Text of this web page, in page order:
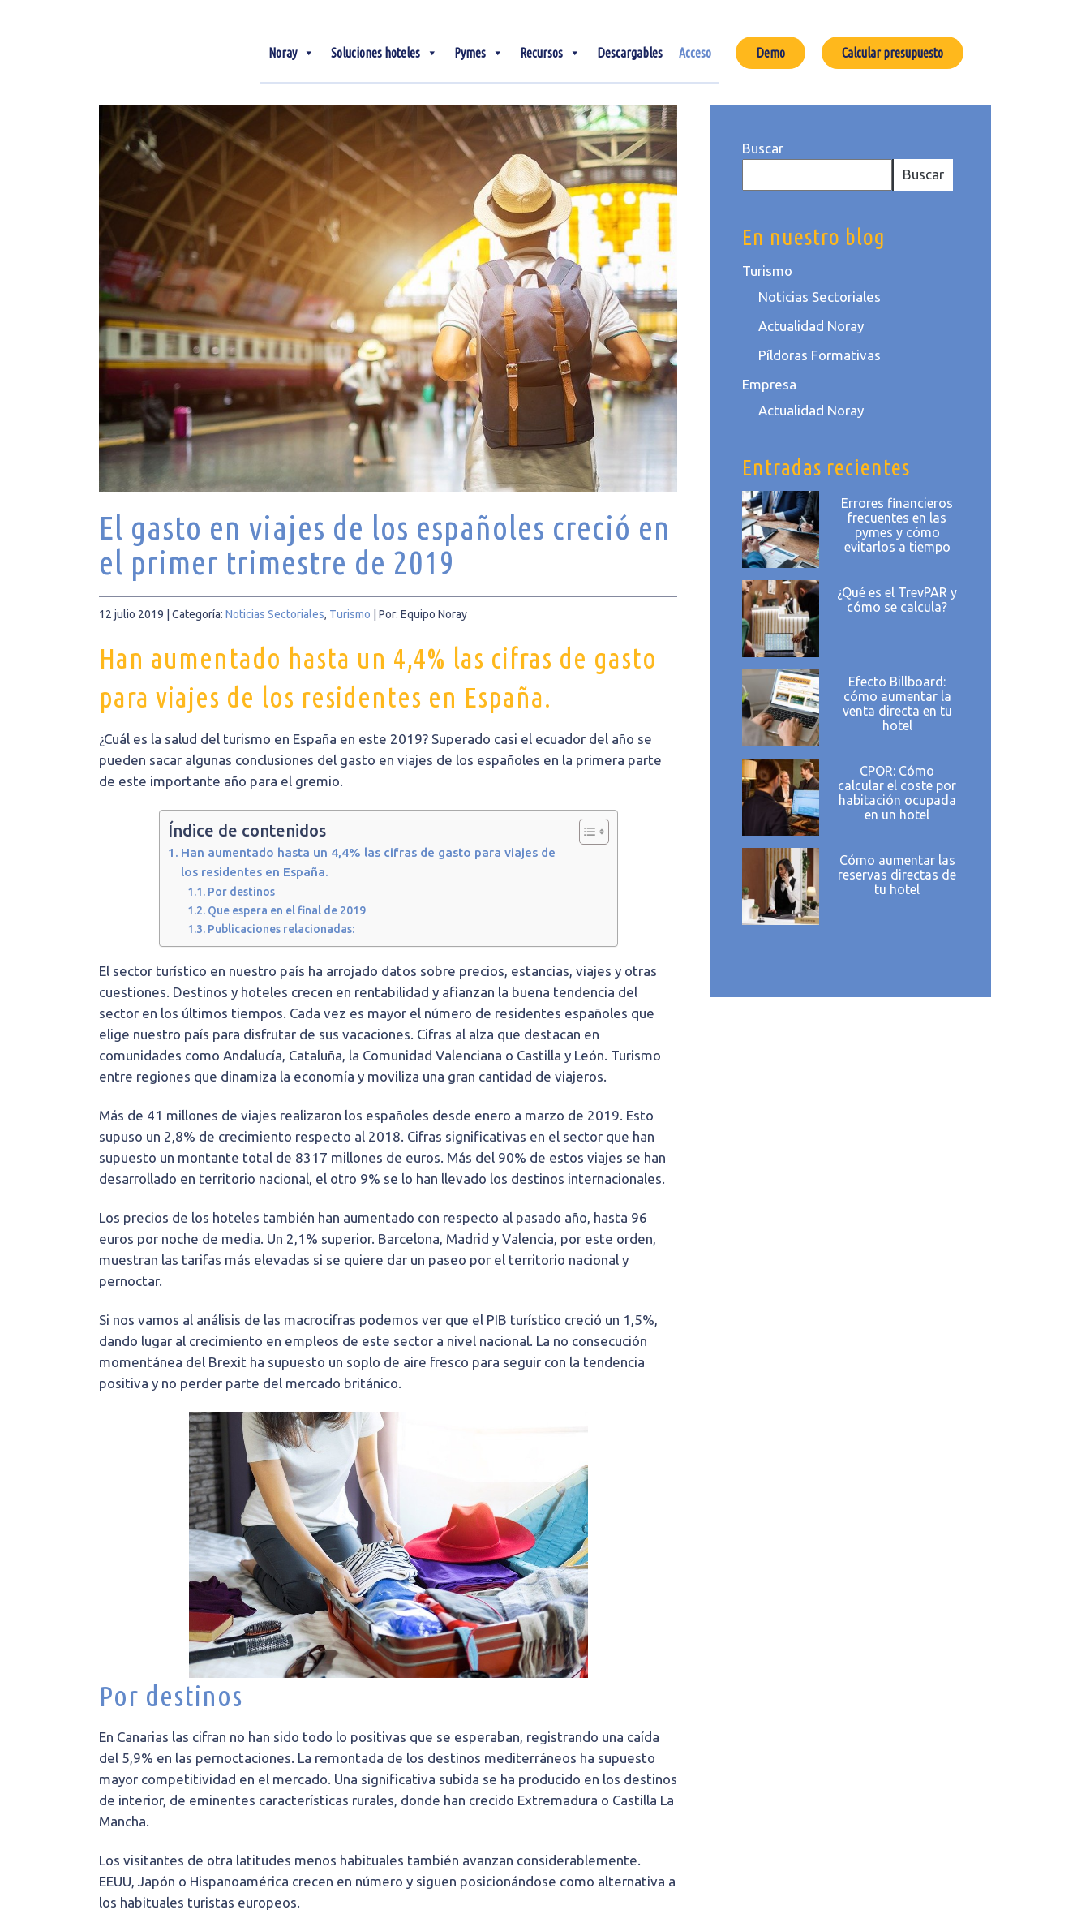
Noray Soluciones hoteles Pymes Recursos Descargables Acceso Demo Calcular presupuesto
El gasto en viajes de los españoles creció en
el primer trimestre de 2019
12 julio 2019 | Categoría: Noticias Sectoriales, Turismo | Por: Equipo Noray
Han aumentado hasta un 4,4% las cifras de gasto
para viajes de los residentes en España.
¿Cuál es la salud del turismo en España en este 2019? Superado casi el ecuador del año se
pueden sacar algunas conclusiones del gasto en viajes de los españoles en la primera parte
de este importante año para el gremio.
Índice de contenidos
Han aumentado hasta un 4,4% las cifras de gasto para viajes de
los residentes en España.
Por destinos
Que espera en el final de 2019
Publicaciones relacionadas:
El sector turístico en nuestro país ha arrojado datos sobre precios, estancias, viajes y otras
cuestiones. Destinos y hoteles crecen en rentabilidad y afianzan la buena tendencia del
sector en los últimos tiempos. Cada vez es mayor el número de residentes españoles que
elige nuestro país para disfrutar de sus vacaciones. Cifras al alza que destacan en
comunidades como Andalucía, Cataluña, la Comunidad Valenciana o Castilla y León. Turismo
entre regiones que dinamiza la economía y moviliza una gran cantidad de viajeros.
Más de 41 millones de viajes realizaron los españoles desde enero a marzo de 2019. Esto
supuso un 2,8% de crecimiento respecto al 2018. Cifras significativas en el sector que han
supuesto un montante total de 8317 millones de euros. Más del 90% de estos viajes se han
desarrollado en territorio nacional, el otro 9% se lo han llevado los destinos internacionales.
Los precios de los hoteles también han aumentado con respecto al pasado año, hasta 96
euros por noche de media. Un 2,1% superior. Barcelona, Madrid y Valencia, por este orden,
muestran las tarifas más elevadas si se quiere dar un paseo por el territorio nacional y
pernoctar.
Si nos vamos al análisis de las macrocifras podemos ver que el PIB turístico creció un 1,5%,
dando lugar al crecimiento en empleos de este sector a nivel nacional. La no consecución
momentánea del Brexit ha supuesto un soplo de aire fresco para seguir con la tendencia
positiva y no perder parte del mercado británico.
Por destinos
En Canarias las cifran no han sido todo lo positivas que se esperaban, registrando una caída
del 5,9% en las pernoctaciones. La remontada de los destinos mediterráneos ha supuesto
mayor competitividad en el mercado. Una significativa subida se ha producido en los destinos
de interior, de eminentes características rurales, donde han crecido Extremadura o Castilla La
Mancha.
Los visitantes de otra latitudes menos habituales también avanzan considerablemente.
EEUU, Japón o Hispanoamérica crecen en número y siguen posicionándose como alternativa a
los habituales turistas europeos.
Buscar
Buscar
En nuestro blog
Turismo
Noticias Sectoriales
Actualidad Noray
Píldoras Formativas
Empresa
Actualidad Noray
Entradas recientes
Errores financieros
frecuentes en las
pymes y cómo
evitarlos a tiempo
¿Qué es el TrevPAR y
cómo se calcula?
Efecto Billboard:
cómo aumentar la
venta directa en tu
hotel
CPOR: Cómo
calcular el coste por
habitación ocupada
en un hotel
Cómo aumentar las
reservas directas de
tu hotel